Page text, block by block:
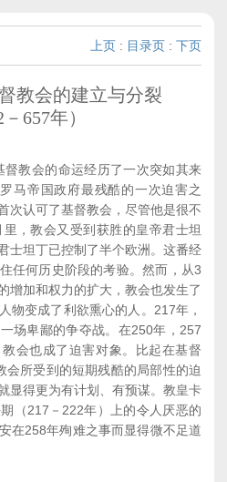
上页 : 目录页 : 下页
教会的建立与分裂
－657年）
教会的命运经历了一次突如其来
马帝国政府最残酷的一次迫害之
次认可了基督教会，尽管他是很不
，教会又受到获胜的皇帝君士坦
士坦丁已控制了半个欧洲。这番经
任何历史阶段的考验。然而，从3
增加和权力的扩大，教会也发生了
物变成了利欲熏心的人。217年，
场卑鄙的争夺战。在250年，257
会也成了迫害对象。比起在基督
会所受到的短期残酷的局部性的迫
显得更为有计划、有预谋。教皇卡
（217－222年）上的令人厌恶的
在258年殉难之事而显得微不足道